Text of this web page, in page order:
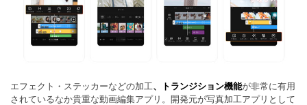
エフェクト・ステッカーなどの加工、トランジション機能が非常に有用
されているなか貴重な動画編集アプリ。開発元が写真加工アプリとして